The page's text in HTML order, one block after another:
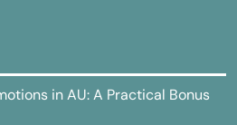
in AU: A Practical Bonus